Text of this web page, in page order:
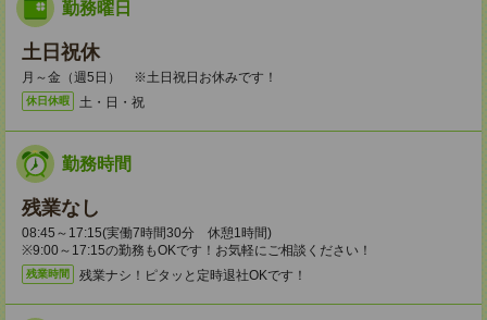
勤務曜日
土日祝休
月～金（週5日） ※土日祝日お休みです！
休日休暇 土・日・祝
勤務時間
残業なし
08:45～17:15(実働7時間30分 休憩1時間)
※9:00～17:15の勤務もOKです！お気軽にご相談ください！
残業時間 残業ナシ！ピタッと定時退社OKです！